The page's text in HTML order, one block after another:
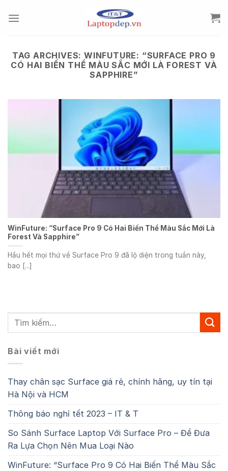
TAG ARCHIVES:WINFUTURE: “SURFACE PRO 9
CÓ HAI BIẾN THỂ MÀU SẮC MỚI LÀ FOREST VÀ
SAPPHIRE”
WinFuture: “Surface Pro 9 Có Hai Biến Thể Màu Sắc Mới Là
Forest Và Sapphire”
Hầu hết mọi thứ về Surface Pro 9 đã lộ diện trong tuần này,
bao [...]
Bài viết mới
Thay chân sạc Surface giá rẻ, chính hãng, uy tín tại
Hà Nội và HCM
Thông báo nghỉ tết 2023 – IT & T
So Sánh Surface Laptop Với Surface Pro – Để Đưa
Ra Lựa Chọn Nên Mua Loại Nào
WinFuture: “Surface Pro 9 Có Hai Biến Thể Màu Sắc